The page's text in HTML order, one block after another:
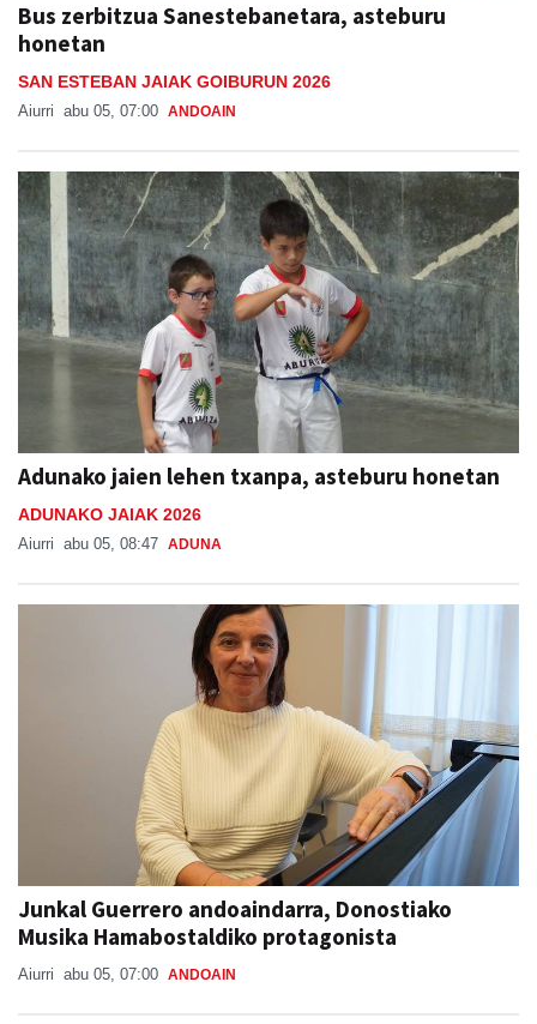
Bus zerbitzua Sanestebanetara, asteburu
honetan
SAN ESTEBAN JAIAK GOIBURUN 2026
Aiurri abu 05, 07:00 ANDOAIN
Adunako jaien lehen txanpa, asteburu honetan
ADUNAKO JAIAK 2026
Aiurri abu 05, 08:47 ADUNA
Junkal Guerrero andoaindarra, Donostiako
Musika Hamabostaldiko protagonista
Aiurri abu 05, 07:00 ANDOAIN